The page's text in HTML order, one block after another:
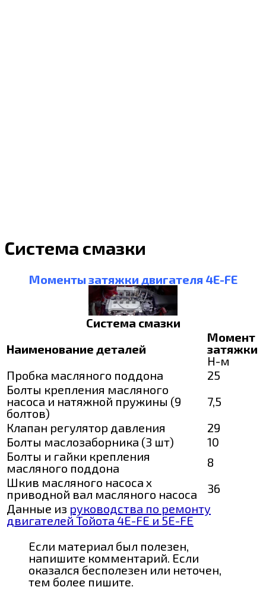
Система смазки
Моменты затяжки двигателя 4E-FE
Система смазки
Наименование деталей
Момент
затяжки
Н-м
Пробка масляного поддона
25
Болты крепления масляного
насоса и натяжной пружины (9
болтов)
7,5
Клапан регулятор давления
29
Болты маслозаборника (3 шт)
10
Болты и гайки крепления
масляного поддона
8
Шкив масляного насоса х
приводной вал масляного насоса
36
Данные из руководства по ремонту
двигателей Тойота 4E-FE и 5E-FE
Если материал был полезен,
напишите комментарий. Если
оказался бесполезен или неточен,
тем более пишите.